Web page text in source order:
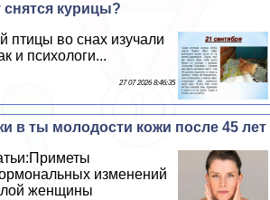
курицы?
птицы во снах изучали
и психологи...
27 07 2026 8:46:35
в ты молодости кожи после 45 лет
изменений
женщины